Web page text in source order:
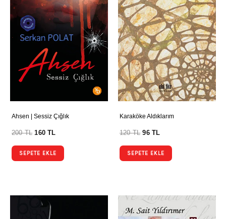
Ahsen | Sessiz Çığlık
200TL 160TL
SEPETE EKLE
Karaköke Aldıklarım
120TL 96TL
SEPETE EKLE